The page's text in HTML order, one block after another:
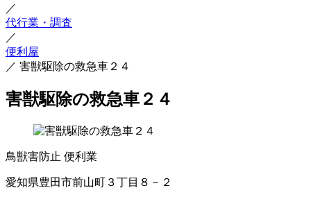
／
代行業・調査
／
便利屋
／ 害獣駆除の救急車２４
害獣駆除の救急車２４
鳥獣害防止 便利業
愛知県豊田市前山町３丁目８－２